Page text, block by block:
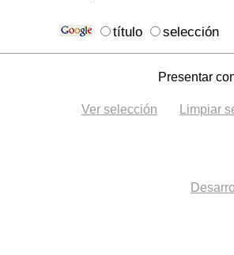
título selección
Presentar
Ver selección Limpiar